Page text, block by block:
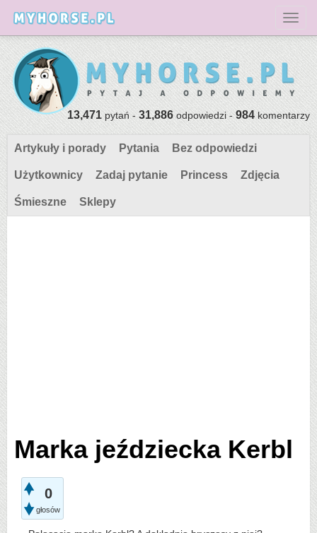
13,471pytań -31,886odpowiedzi -984komentarzy
Artykuły i porady Pytania Bez odpowiedzi
Użytkownicy Zadaj pytanie Princess Zdjęcia
Śmieszne Sklepy
Marka jeździecka Kerbl
0
głosów